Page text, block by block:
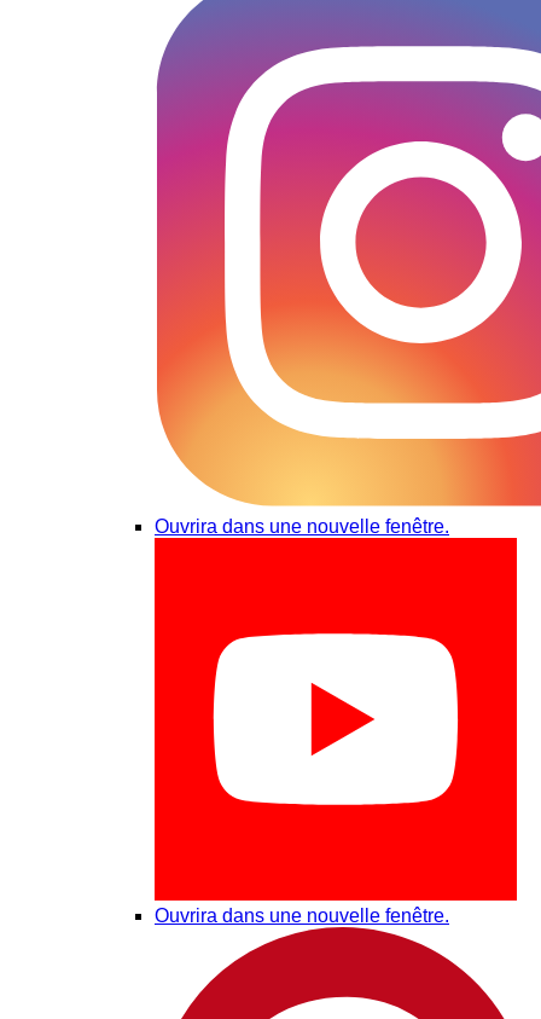
Ouvrira dans une nouvelle fenêtre.
Ouvrira dans une nouvelle fenêtre.